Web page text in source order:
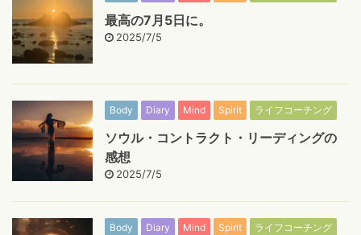
最高の7月5日に。
2025/7/5
Body Diary Mind Spirit ライフコーチング
ソウル・コントラクト・リーディングの
感想
2025/7/5
Body Diary Mind Spirit ライフコーチング